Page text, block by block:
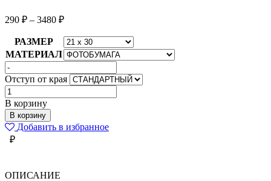
290 ₽ – 3480 ₽
РАЗМЕР
МАТЕРИАЛ
Отступ от края
Количество
товара
ИКРА
В корзину
В корзину
Добавить в избранное
₽
ОПИСАНИЕ